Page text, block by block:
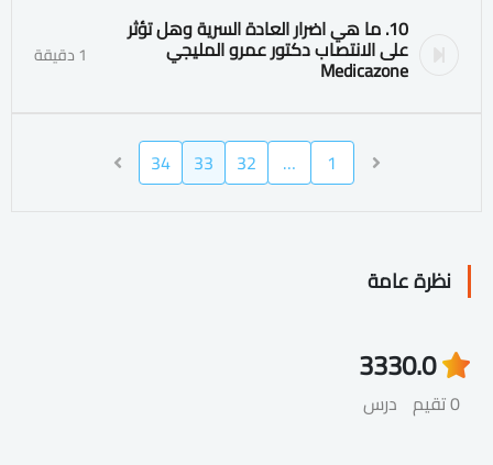
10. ما هي اضرار العادة السرية وهل تؤثر
على الانتصاب دكتور عمرو المليجي
Medicazone 1 دقيقة
1
…
32
33
34
نظرة عامة
0.0
0 تقيم
333
درس